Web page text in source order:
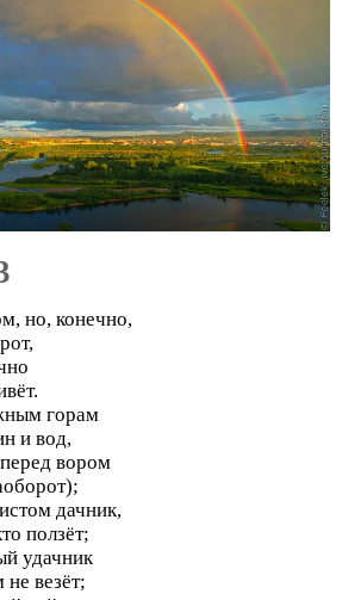
но, конечно,
горам
и вод,
вором
дачник,
ползёт;
удачник
везёт;